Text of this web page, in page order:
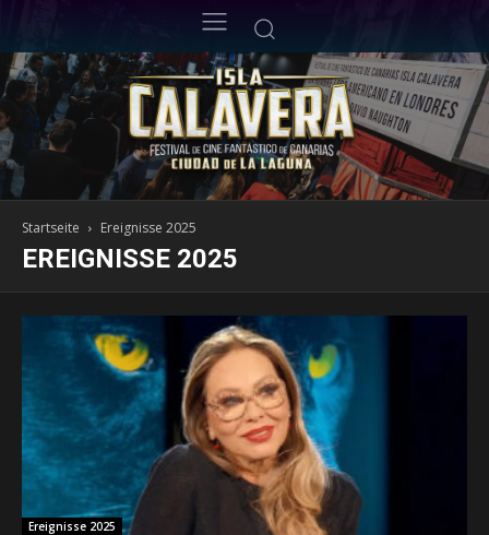
Startseite Ereignisse 2025
EREIGNISSE 2025
Ereignisse 2025